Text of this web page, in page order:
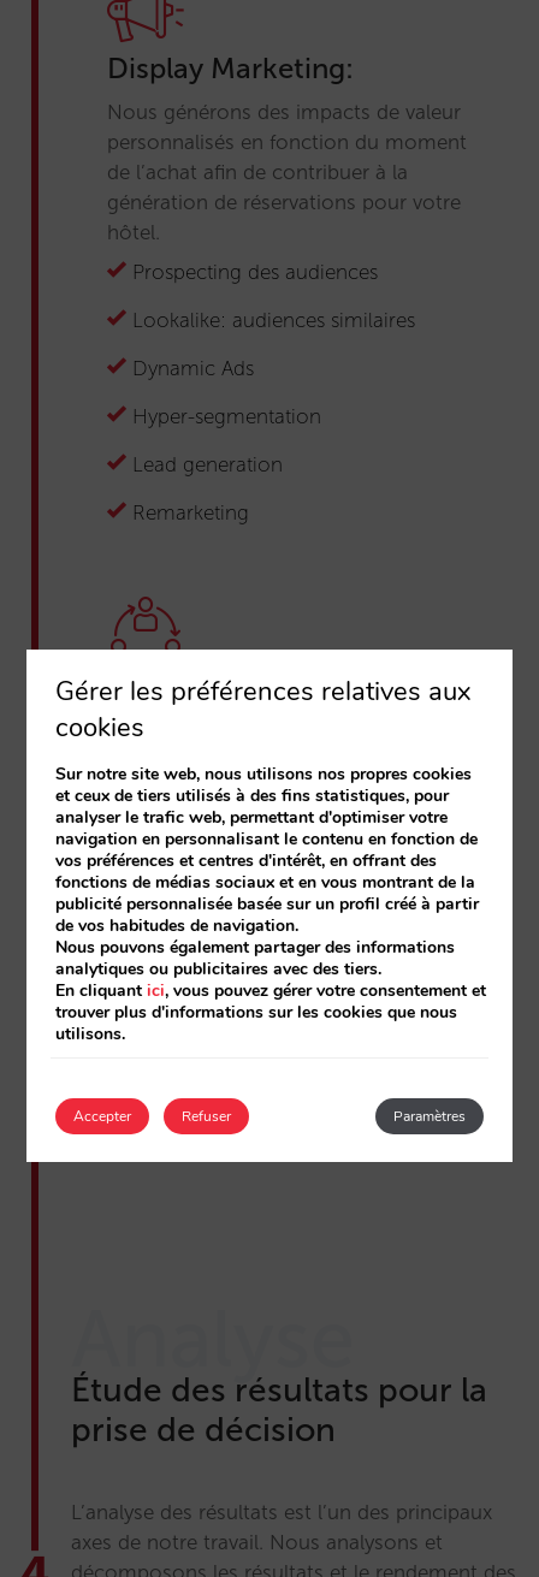
Display Marketing:
Nous générons des impacts de valeur
personnalisés en fonction du moment
de l’achat afin de contribuer à la
génération de réservations pour votre
hôtel.
Prospecting des audiences
Lookalike: audiences similaires
Dynamic Ads
Hyper-segmentation
Lead generation
Remarketing
Paid Social:
Nous intégrons Facebook Ads et
Instagram Ads dans votre stratégie
digitale pour gagner en visibilité et en
pertinence.
Prospecting des audiences
Lookalike: audiences similaires
Dynamic Ads
Hyper-segmentation
Remarketing
Étude des résultats pour la
prise de décision
L’analyse des résultats est l’un des principaux
axes de notre travail. Nous analysons et
Gérer les préférences relatives aux
cookies
Sur notre site web, nous utilisons nos propres cookies
et ceux de tiers utilisés à des fins statistiques, pour
analyser le trafic web, permettant d'optimiser votre
navigation en personnalisant le contenu en fonction de
vos préférences et centres d'intérêt, en offrant des
fonctions de médias sociaux et en vous montrant de la
publicité personnalisée basée sur un profil créé à partir
de vos habitudes de navigation.
Nous pouvons également partager des informations
analytiques ou publicitaires avec des tiers.
En cliquantici, vous pouvez gérer votre consentement et
trouver plus d'informations sur les cookies que nous
utilisons.
Accepter Paramètres
Refuser